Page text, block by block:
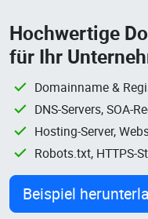
Hochwertige
für Ihr
Domainname &
DNS-Servers, SOA-
Hosting-Server,
Robots.txt, HTTPS-
Beispiel